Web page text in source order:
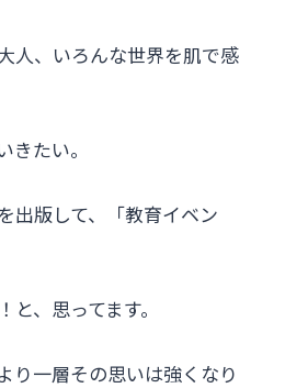
人、いろんな世界を肌で感
きたい。
出版して、「教育イベン
、思ってます。
り一層その思いは強くなり